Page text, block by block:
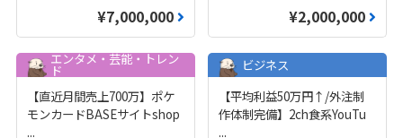
¥7,000,000 ¥2,000,000
エンタメ・芸能・トレン
ド
【直近月間売上700万】ポケ
モンカードBASEサイトshop
...
ビジネス
【平均利益50万円↑/外注制
作体制完備】2ch食系YouTu
...